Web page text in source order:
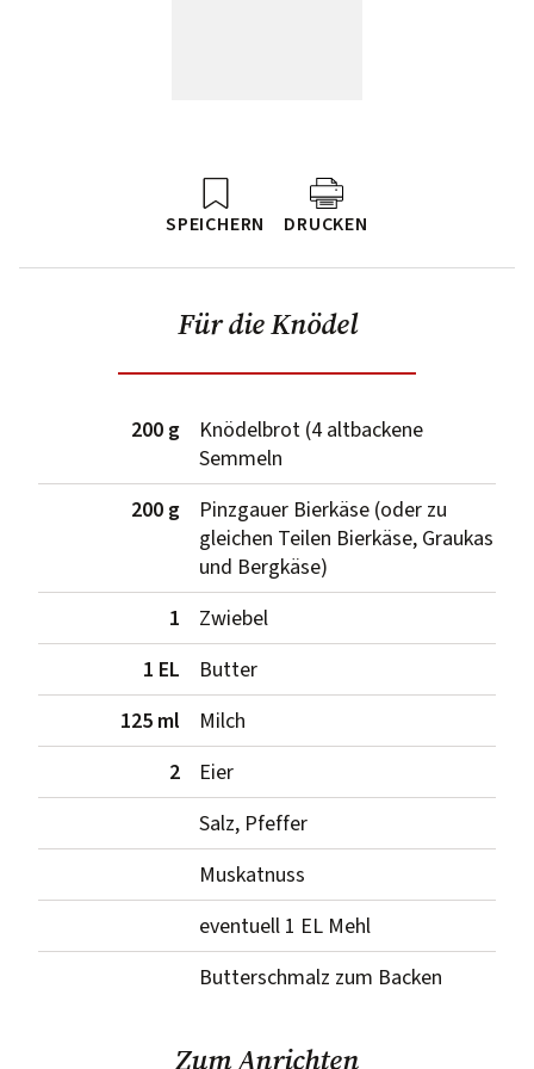
SPEICHERN DRUCKEN
Für die Knödel
200 g
Knödelbrot (4 altbackene
Semmeln
200 g
Pinzgauer Bierkäse (oder zu
gleichen Teilen Bierkäse, Graukas
und Bergkäse)
1
Zwiebel
1 EL
Butter
125 ml
Milch
2
Eier
Salz, Pfeffer
Muskatnuss
eventuell 1 EL Mehl
Butterschmalz zum Backen
Zum Anrichten